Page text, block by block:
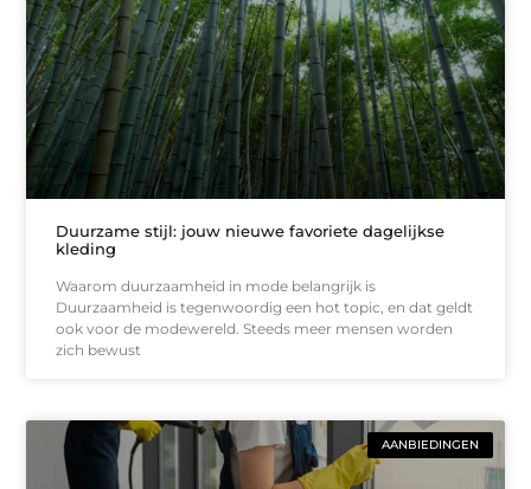
Duurzame stijl: jouw nieuwe favoriete dagelijkse
kleding
Waarom duurzaamheid in mode belangrijk is
Duurzaamheid is tegenwoordig een hot topic, en dat geldt
ook voor de modewereld. Steeds meer mensen worden
zich bewust
AANBIEDINGEN